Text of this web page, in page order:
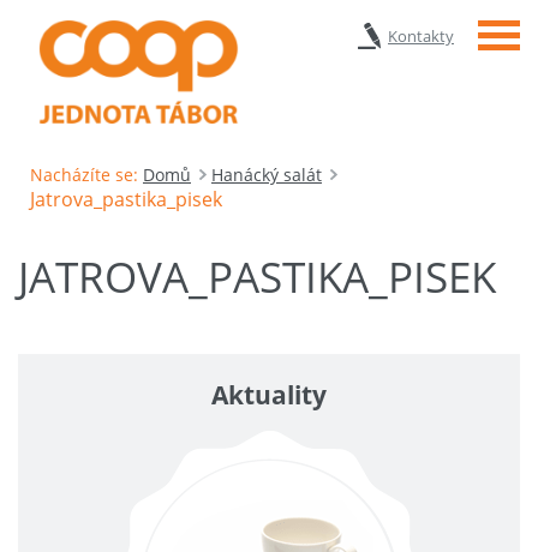
Kontakty Menu
Nacházíte se: Domů Hanácký salát
Jatrova_pastika_pisek
JATROVA_PASTIKA_PISEK
Aktuality